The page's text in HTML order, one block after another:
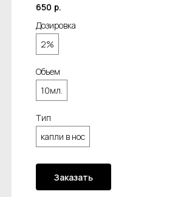
650 р.
Дозировка
2%
Объем
10мл.
Тип
капли в нос
Заказать